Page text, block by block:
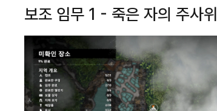
보조 임무 1 - 죽은 자의 주사위